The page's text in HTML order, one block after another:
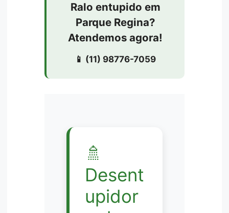
Ralo entupido em
Parque Regina?
Atendemos agora!
📱 (11) 98776-7059
🚿
Desent
upidor